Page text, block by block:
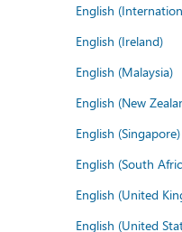
English
English (Ireland)
English (Malaysia)
English (New
English (Singapore)
English (South
English (United
English (United